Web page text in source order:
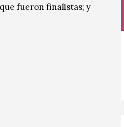
fueron finalistas; y